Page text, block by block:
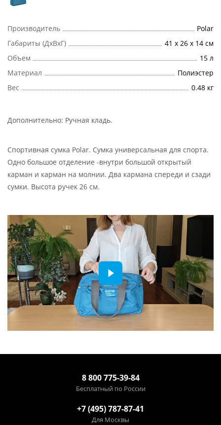
Производитель
Polar
Габариты (ДхВхГ)
41 х 26 х 14 см
Объем
15 л
Материал
Полиэстер
Вес
0.48 кг
Дополнительно: Ручная кладь.
Спортивная сумка Polar. Сумка универсальная для спорта.
Одно большое отделение -внутри большой открытый
карман и карман на молнии. Два кармана спереди и сзади
сумки. Высота ручек 26 см.
8 800 775-39-84
Бесплатный по России
+7 (495) 787-87-41
Для Москвы